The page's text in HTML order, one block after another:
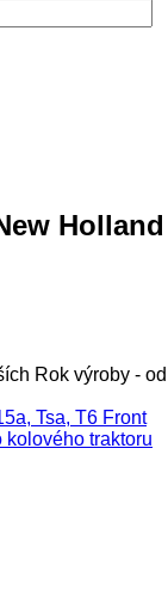
Holland
Rok výroby - od